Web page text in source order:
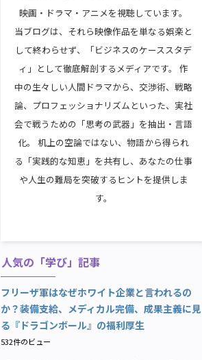
映画・ドラマ・アニメを視聴しています。
当ブログは、それら映像作品を単なる娯楽と
して終わらせず、「ビジネスのケーススタデ
ィ」として徹底解剖するメディアです。 作
中の生々しい人間ドラマから、交渉術、戦略
論、プロフェッショナリズムといった、実社
会で戦うための「思考の武器」を抽出・言語
化。 机上の空論ではない、物語から得られ
る「実践的な知恵」を共有し、あなたの仕事
や人生の難局を突破するヒントを提供しま
す。
人気の「学び」記事
フリーザ軍はなぜホワイト企業と言われるの
か？装備支給、メディカル完備、成果主義に見
る『ドラゴンボール』の福利厚生
532件のビュー